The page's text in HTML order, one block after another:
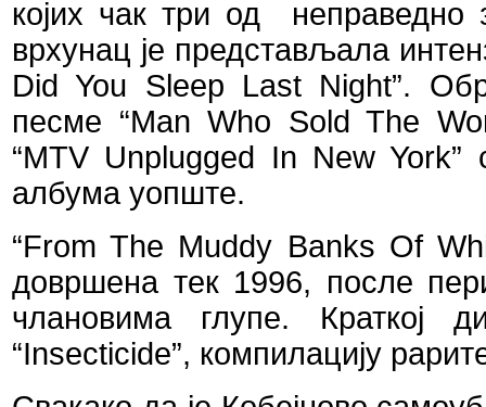
којих чак три од
неправедно
врхунац је представљала
Did You Sleep Last Night”.
песме “Man Who Sold The
“MTV Unplugged In New York”
албума уопште.
“From The Muddy Banks Of
довршена тек 1996, после
члановима глупе. Краткој
“Insecticide”, компилацију